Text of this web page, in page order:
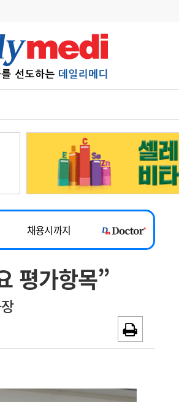
6
관리급여 실시
지필공 지원책
수련환경 개선
의과대학 입시
정책/통계 공시
~2026-08-31
채용시까지
채용시까지
~2026-08-15
~2026-08-31
평가항목”